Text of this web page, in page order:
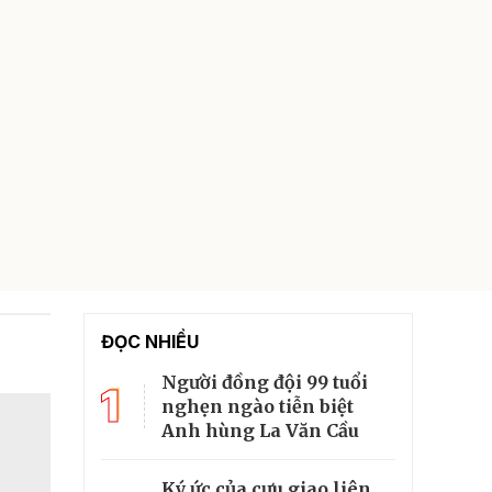
ĐỌC NHIỀU
1
Người đồng đội 99 tuổi
nghẹn ngào tiễn biệt
Anh hùng La Văn Cầu